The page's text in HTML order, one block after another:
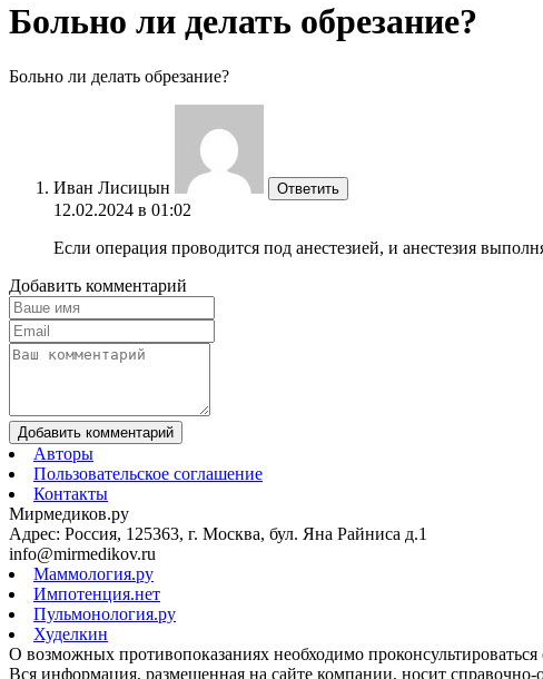
Больно ли делать обрезание?
Больно ли делать обрезание?
Иван Лисицын Ответить
12.02.2024 в 01:02
Если операция проводится под анестезией, и анестезия
Добавить комментарий
Добавить комментарий
Авторы
Пользовательское соглашение
Контакты
Мирмедиков.ру
Адрес: Россия, 125363, г. Москва, бул. Яна Райниса д.1
info@mirmedikov.ru
Маммология.ру
Импотенция.нет
Пульмонология.ру
Худелкин
О возможных противопоказаниях необходимо проконсультироваться
Вся информация, размещенная на сайте компании, носит